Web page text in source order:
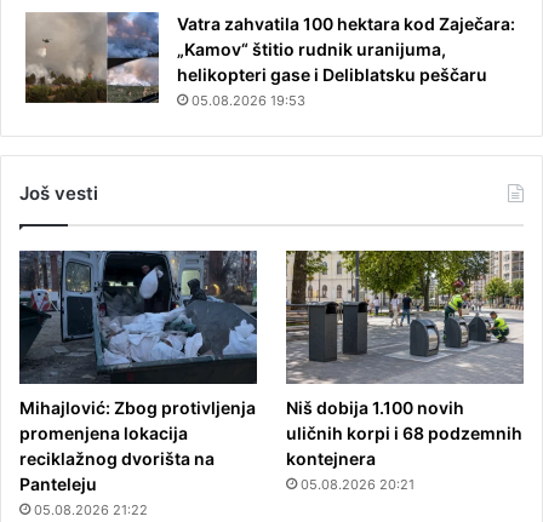
Vatra zahvatila 100 hektara kod Zaječara:
„Kamov“ štitio rudnik uranijuma,
helikopteri gase i Deliblatsku peščaru
05.08.2026 19:53
Još vesti
Mihajlović: Zbog protivljenja
promenjena lokacija
reciklažnog dvorišta na
Panteleju
05.08.2026 21:22
Niš dobija 1.100 novih
uličnih korpi i 68 podzemnih
kontejnera
05.08.2026 20:21